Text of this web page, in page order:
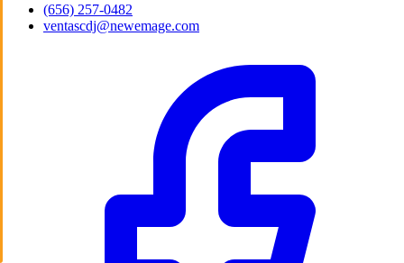
(656) 257-0482
ventascdj@newemage.com